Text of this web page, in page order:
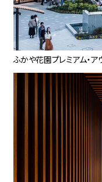
ふかや花園プレミアム・ア